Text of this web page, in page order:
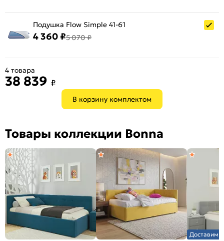
Подушка Flow Simple 41-61
4 360 ₽5 070 ₽
В корзину комплектом
4 товара
38 839 ₽
Товары коллекции Bonna
Доставим